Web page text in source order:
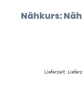
Nähkurs:
Lieferzeit: